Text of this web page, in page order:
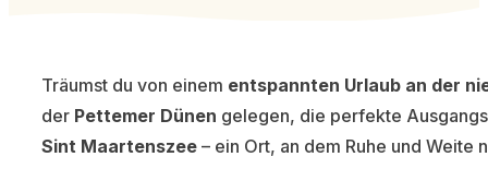
Träumst du von einem entspannten Urlaub an der
der Pettemer Dünen gelegen, die perfekte
Sint Maartenszee – ein Ort, an dem Ruhe und Weite